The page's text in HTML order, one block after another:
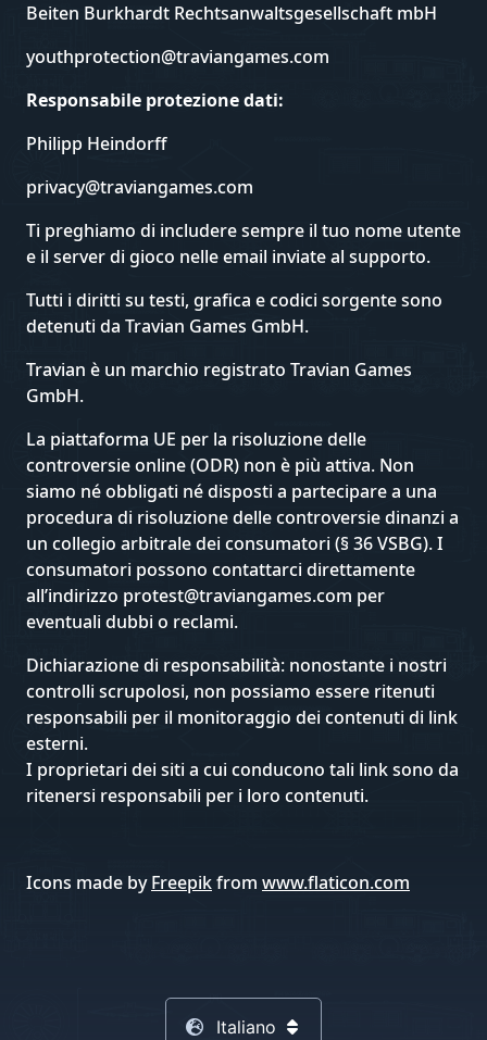
Beiten Burkhardt Rechtsanwaltsgesellschaft mbH
youthprotection@traviangames.com
Responsabile protezione dati:
Philipp Heindorff
privacy@traviangames.com
Ti preghiamo di includere sempre il tuo nome utente
e il server di gioco nelle email inviate al supporto.
Tutti i diritti su testi, grafica e codici sorgente sono
detenuti da Travian Games GmbH.
Travian è un marchio registrato Travian Games
GmbH.
La piattaforma UE per la risoluzione delle
controversie online (ODR) non è più attiva. Non
siamo né obbligati né disposti a partecipare a una
procedura di risoluzione delle controversie dinanzi a
un collegio arbitrale dei consumatori (§ 36 VSBG). I
consumatori possono contattarci direttamente
all’indirizzo protest@traviangames.com per
eventuali dubbi o reclami.
Dichiarazione di responsabilità: nonostante i nostri
controlli scrupolosi, non possiamo essere ritenuti
responsabili per il monitoraggio dei contenuti di link
esterni.
I proprietari dei siti a cui conducono tali link sono da
ritenersi responsabili per i loro contenuti.
Icons made byFreepikfrom www.flaticon.com
Italiano